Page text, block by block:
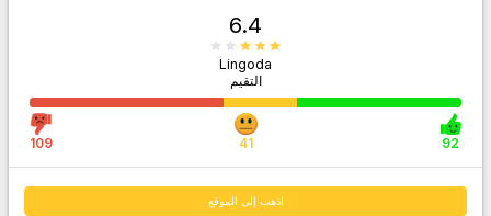
6.4
Lingoda
التقيم
92
41
109
اذهب إلى الموقع